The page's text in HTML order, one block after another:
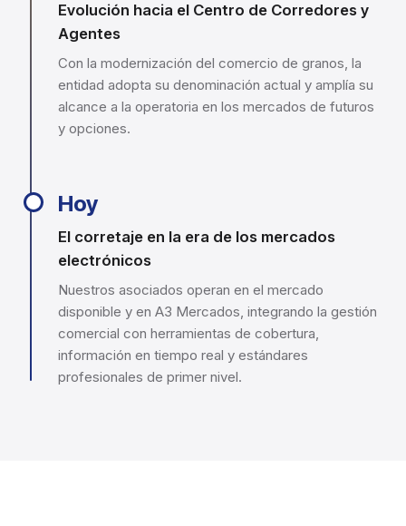
Evolución hacia el Centro de Corredores y
Agentes
Con la modernización del comercio de granos, la
entidad adopta su denominación actual y amplía su
alcance a la operatoria en los mercados de futuros
y opciones.
Hoy
El corretaje en la era de los mercados
electrónicos
Nuestros asociados operan en el mercado
disponible y en A3 Mercados, integrando la gestión
comercial con herramientas de cobertura,
información en tiempo real y estándares
profesionales de primer nivel.